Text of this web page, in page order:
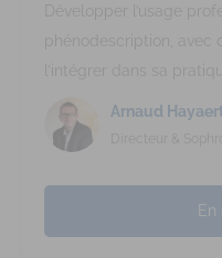
Arnaud
En